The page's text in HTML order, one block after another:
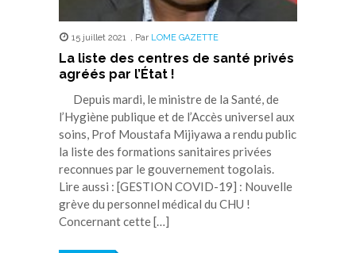
15 juillet 2021 , Par LOME GAZETTE
La liste des centres de santé privés
agréés par l’État !
Depuis mardi, le ministre de la Santé, de
l’Hygiène publique et de l’Accès universel aux
soins, Prof Moustafa Mijiyawa a rendu public
la liste des formations sanitaires privées
reconnues par le gouvernement togolais.
Lire aussi : [GESTION COVID-19] : Nouvelle
grève du personnel médical du CHU !
Concernant cette […]